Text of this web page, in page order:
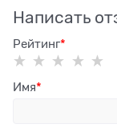
Написать
Рейтинг
Имя